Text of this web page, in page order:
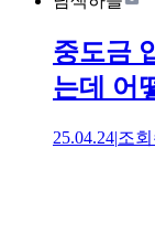
중도금
는데 어
25.04.24|조